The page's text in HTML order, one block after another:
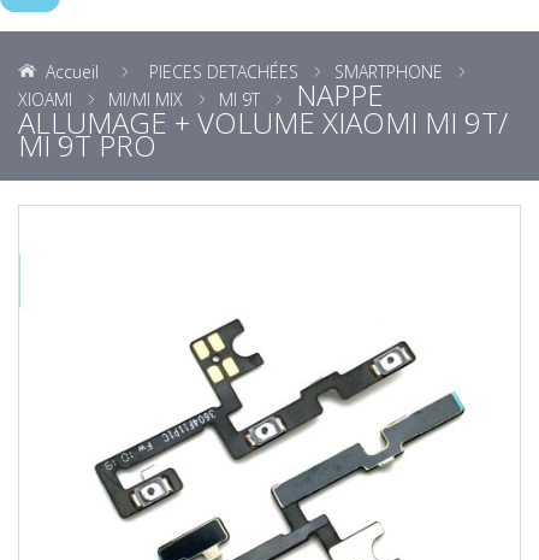
Accueil PIECES DETACHÉES
SMARTPHONE
XIOAMI
MI/MI MIX MI 9T NAPPE
ALLUMAGE + VOLUME XIAOMI MI 9T/
MI 9T PRO